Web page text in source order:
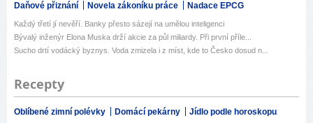
Daňové přiznání Novela zákoníku práce Nadace EPCG
Každý třetí jí nevěří. Banky přesto sázejí na umělou inteligenci
Bývalý inženýr Elona Muska drží akcie za půl miliardy. Při první příle...
Sucho drtí vodácký byznys. Voda zmizela i z míst, kde to Česko dosud n...
Recepty
Oblíbené zimní polévky Domácí pekárny Jídlo podle horoskopu